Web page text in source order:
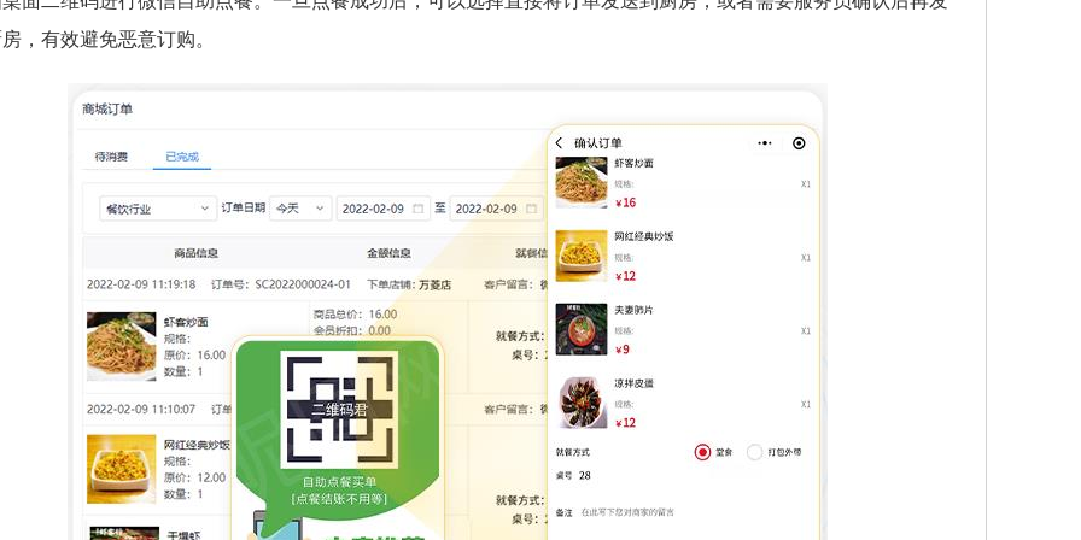
，有效避免恶意订购。